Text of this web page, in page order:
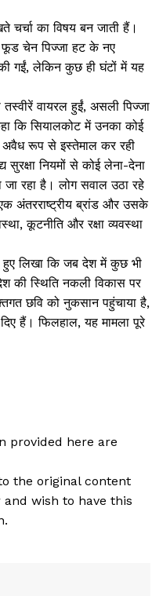
का विषय बन जाती हैं।
फूड चेन पिज्जा हट के नए
गईं, लेकिन कुछ ही घंटों में यह
वायरल हुईं, असली पिज्जा
कि सियालकोट में उनका कोई
अवैध रूप से इस्तेमाल कर रही
नियमों से कोई लेना-देना
रहा है। लोग सवाल उठा रहे
एक अंतरराष्ट्रीय ब्रांड और उसके
कूटनीति और रक्षा व्यवस्था
हुए लिखा कि जब देश में कुछ भी
की स्थिति नकली विकास पर
छवि को नुकसान पहुंचाया है,
हैं। फिलहाल, यह मामला पूरे
provided here are
the original content
wish to have this